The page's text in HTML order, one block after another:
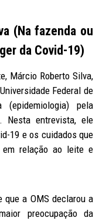
(Na fazenda ou
da Covid-19)
Márcio Roberto Silva,
Federal de
pela
Nesta entrevista, ele
19 e os cuidados que
em relação ao leite e
que a OMS declarou a
preocupação da